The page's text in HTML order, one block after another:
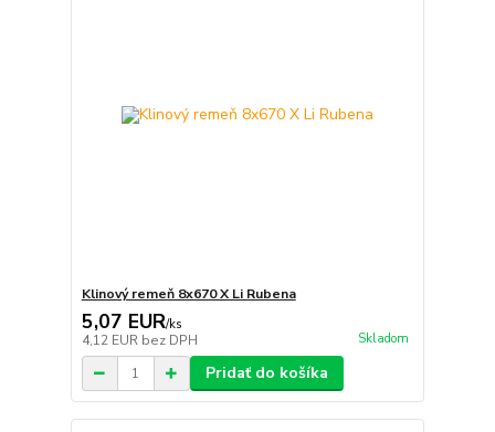
Klinový remeň 8x670 X Li Rubena
5,07 EUR/ks
4,12 EUR bez DPH Skladom
Pridať do košíka